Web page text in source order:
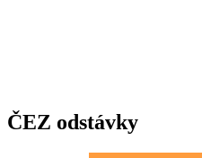
ČEZ odstávky